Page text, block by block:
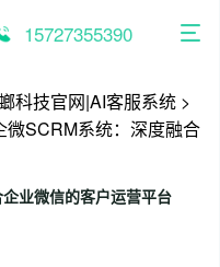
15727355390
科技官网|AI客服系统 >
微SCRM系统：深度融合
业微信的客户运营平台